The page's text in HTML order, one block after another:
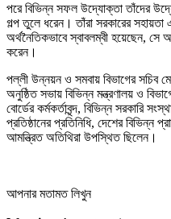
পরে বিভিন্ন সফল উদ্যোক্তা তাঁদের
গল্প তুলে ধরেন। তাঁরা সরকারের
অর্থনৈতিকভাবে স্বাবলম্বী হয়েছেন, সে
করেন।
পল্লী উন্নয়ন ও সমবায় বিভাগের সচিব
অনুষ্ঠিত সভায় বিভিন্ন মন্ত্রণালয় ও
বোর্ডের কর্মকর্তাবৃন্দ, বিভিন্ন সরকারি
প্রতিষ্ঠানের প্রতিনিধি, দেশের
আমন্ত্রিত অতিথিরা উপস্থিত ছিলেন।
আপনার মতামত লিখুন